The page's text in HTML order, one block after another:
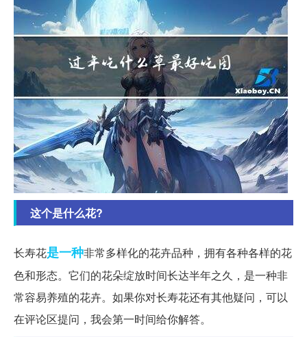
这个是什么花?
长寿花是一种非常多样化的花卉品种，拥有各种各样的花
色和形态。它们的花朵绽放时间长达半年之久，是一种非
常容易养殖的花卉。如果你对长寿花还有其他疑问，可以
在评论区提问，我会第一时间给你解答。